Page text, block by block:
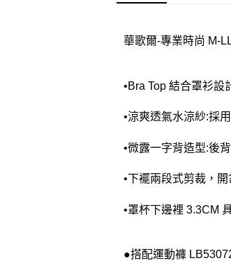
華歌爾-專業時尚 M-
•Bra Top 結合罩衫設
•涼爽透氣水涼紗:採
•微露一字背造型:後
•下襬兩段式剪裁，
•罩杯下邊裡 3.3CM
●搭配運動褲